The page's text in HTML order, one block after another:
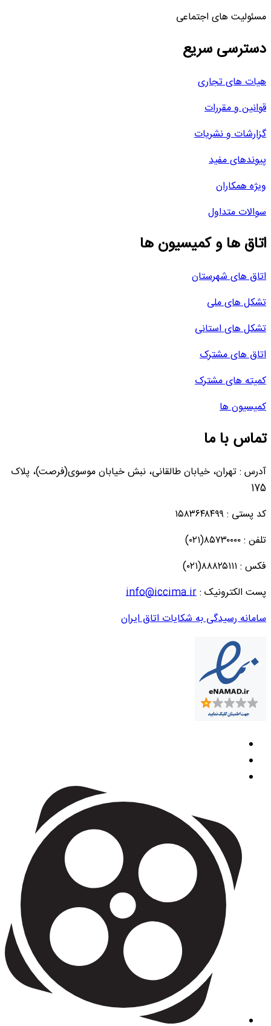
مسئولیت های اجتماعی
دسترسی سریع
هیات های تجاری
قوانین و مقررات
گزارشات و نشریات
پیوندهای مفید
ویژه همکاران
سوالات متداول
اتاق ها و کمیسیون ها
اتاق های شهرستان
تشکل های ملی
تشکل های استانی
اتاق های مشترک
کمیته های مشترک
کمیسیون ها
تماس با ما
آدرس : تهران، خیابان طالقانی، نبش خیابان موسوی(فرصت)، پلاک
175
کد پستی : ۱۵۸۳۶۴۸۴۹۹
تلفن : ۸۵۷۳۰۰۰۰(۰۲۱)
فکس : ۸۸۸۲۵۱۱۱(۰۲۱)
پست الکترونیک :info@iccima.ir
سامانه رسیدگی به شکایات اتاق ایران